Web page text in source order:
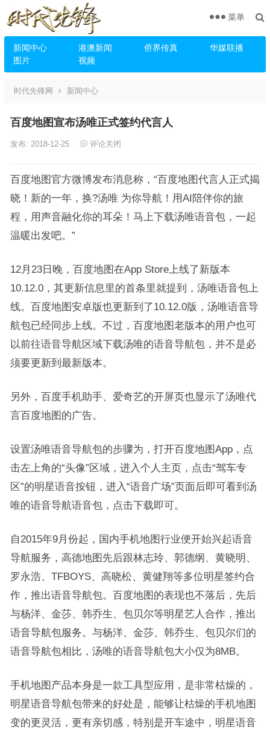
新闻中心 港澳新闻 侨界传真
华媒联播
图片
视频
菜单
时代先锋网 新闻中心
百度地图宣布汤唯正式签约代言人
发布: 2018-12-25 评论关闭
百度地图官方微博发布消息称，“百度地图代言人正式揭
晓！新的一年，换?汤唯 为你导航！用AI陪伴你的旅
程，用声音融化你的耳朵！马上下载汤唯语音包，一起
温暖出发吧。”
12月23日晚，百度地图在App Store上线了新版本
10.12.0，其更新信息里的首条里就提到，汤唯语音包上
线。百度地图安卓版也更新到了10.12.0版，汤唯语音导
航包已经同步上线。不过，百度地图老版本的用户也可
以前往语音导航区域下载汤唯的语音导航包，并不是必
须要更新到最新版本。
另外，百度手机助手、爱奇艺的开屏页也显示了汤唯代
言百度地图的广告。
设置汤唯语音导航包的步骤为，打开百度地图App，点
击左上角的“头像”区域，进入个人主页，点击“驾车专
区”的明星语音按钮，进入“语音广场”页面后即可看到汤
唯的语音导航语音包，点击下载即可。
自2015年9月份起，国内手机地图行业便开始兴起语音
导航服务，高德地图先后跟林志玲、郭德纲、黄晓明、
罗永浩、TFBOYS、高晓松、黄健翔等多位明星签约合
作，推出语音导航包。百度地图的表现也不落后，先后
与杨洋、金莎、韩乔生、包贝尔等明星艺人合作，推出
语音导航包服务。与杨洋、金莎、韩乔生、包贝尔们的
语音导航包相比，汤唯的语音导航包大小仅为8MB。
手机地图产品本身是一款工具型应用，是非常枯燥的，
明星语音导航包带来的好处是，能够让枯燥的手机地图
变的更灵活，更有亲切感，特别是开车途中，明星语音